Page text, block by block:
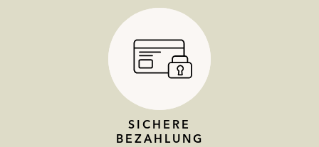
SICHERE
BEZAHLUNG